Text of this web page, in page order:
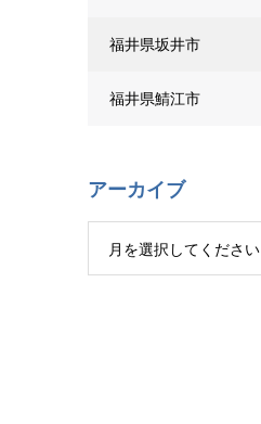
福井県坂井市
福井県鯖江市
アーカイブ
月を選択してください